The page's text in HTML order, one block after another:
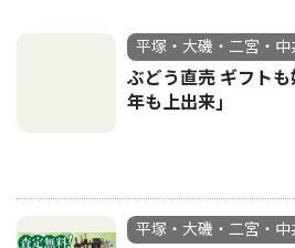
平塚・大磯・二宮・中
ぶどう直売 ギフト
年も上出来｣
平塚・大磯・二宮・中